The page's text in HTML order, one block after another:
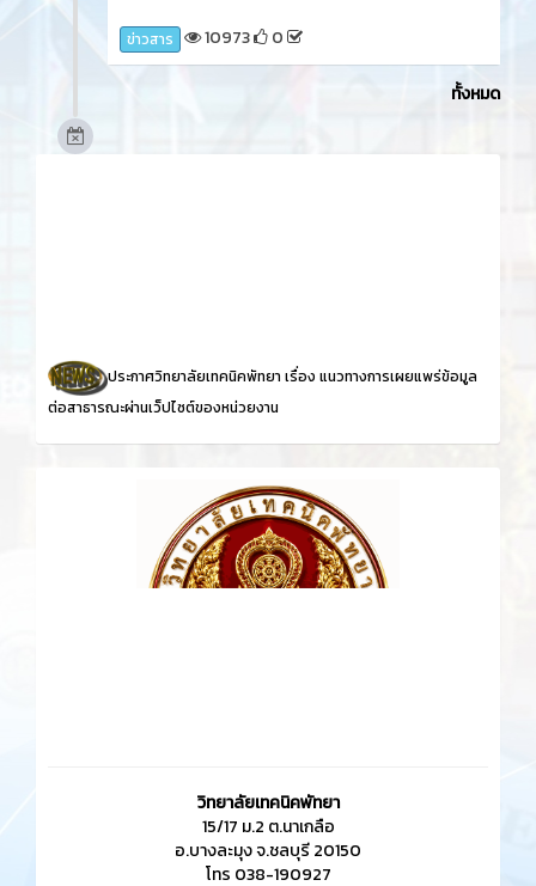
กิจกรรมครั้งนี้ นักเรียน นักศึกษา ได้เรียนรู้เกี่ยวกับวิถี
ชาวนา วิถีชุมชน ณ ศูนย์การเรียนรู้วิถีขาวนา ภูมิปัญญา
ชุมชน ต.หนองปลาไหล อ.บางละมุง จ.ชลบุรี
ประชาสัมพันธ์แนะแนวการฝึกอาชีพในระบบทวิภาคี ให้
กับนักเรียน นักศึกษา แผนกวิชาการตลาด และคัดเลือก
ศึกษา 2567 ดำเนินงานโดย งานความร่วมมือ วิทยาลัย
ข่าวสาร 10973 0
ประกาศวิทยาลัยเทคนิคพัทยา เรื่องแนวทางการเผยแพร่ข้อมูล